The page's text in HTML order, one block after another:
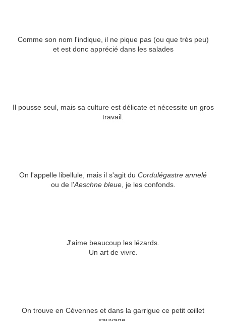
Comme son nom l'indique, il ne pique pas (ou que très peu)
et est donc apprécié dans les salades
Il pousse seul, mais sa culture est délicate et nécessite un gros
travail.
On l'appelle libellule, mais il s'agit du Cordulégastre annelé
ou de l'Aeschne bleue, je les confonds.
J'aime beaucoup les lézards.
Un art de vivre.
On trouve en Cévennes et dans la garrigue ce petit œillet